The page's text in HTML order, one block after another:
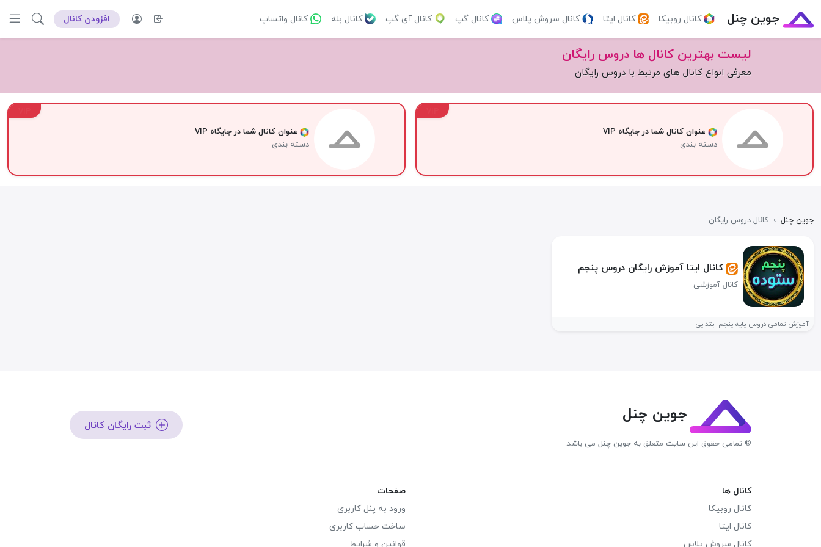
جوین چنل کانال روبیکا کانال ایتا کانال سروش پلاس کانال گپ کانال آی گپ کانال بله کانال واتساپ افزودن کانال
لیست بهترین کانال ها دروس رایگان
معرفی انواع کانال های مرتبط با دروس رایگان
عنوان کانال شما در جایگاه VIP
دسته بندی
عنوان کانال شما در جایگاه VIP
دسته بندی
جوین چنل › کانال دروس رایگان
کانال ایتا آموزش رایگان دروس پنجم
کانال آموزشی
آموزش تمامی دروس پایه پنجم ابتدایی
جوین چنل
© تمامی حقوق این سایت متعلق به جوین چنل می باشد.
ثبت رایگان کانال
کانال ها
کانال روبیکا
کانال ایتا
کانال سروش پلاس
صفحات
ورود به پنل کاربری
ساخت حساب کاربری
قوانین و شرایط